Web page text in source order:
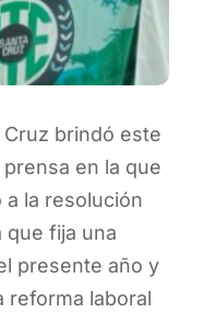
Cruz brindó este
en la que
la resolución
que fija una
presente año y
reforma laboral